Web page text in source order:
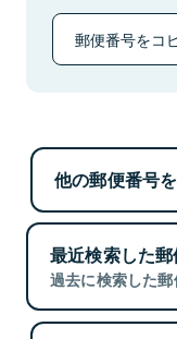
郵便番号をコ
他の郵便番号
最近検索した
過去に検索した郵